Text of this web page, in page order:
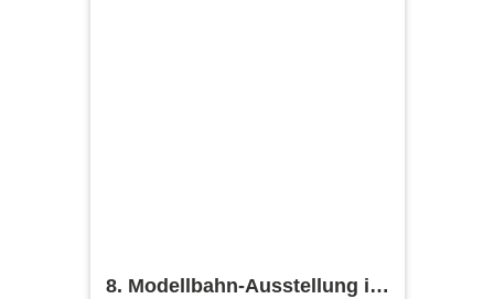
8. Modellbahn-Ausstellung im